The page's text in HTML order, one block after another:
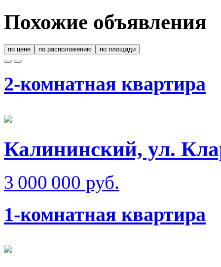
Похожие объявления
по цене по расположению по площади
2-комнатная квартира
Калининский, ул.
3 000 000 руб.
1-комнатная квартира